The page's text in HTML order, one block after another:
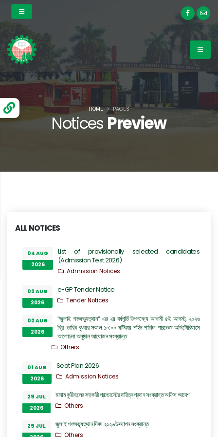
Notices Preview
HOME PAGES
ALL NOTICES
04 AUG
2026
List of provisionally selected candidates
(Admission Test 2026)
Admission Notices
02 AUG
2026
e-GP Tender Notice
Tender Notices
02 AUG
2026
“জুলাই গণঅভ্যুত্থান” এর ২য় বর্ষপূর্তি উপলক্ষ্যে আগামী ৫ই আগস্ট, ২০২৬
খ্রি. তারিখ বুধবার সকাল ১০:০০ ঘটিকায় শহিদ শাকিল পারভেজ অডিটোরিয়ামে
আলোচনা অনুষ্ঠান আয়োজন সংক্রান্ত
Others
01 AUG
2026
Seat Plan 2026
Admission Notices
29 JUL
2026
মাদাম কুরী হলের সহকারী প্রভোস্টের দায়িত্ব প্রদান সংক্রান্ত অফিস আদেশ
Others
29 JUL
জুলাই গণঅভ্যুত্থান দিবস ২০২৬ উদযাপন সংক্রান্ত
Others